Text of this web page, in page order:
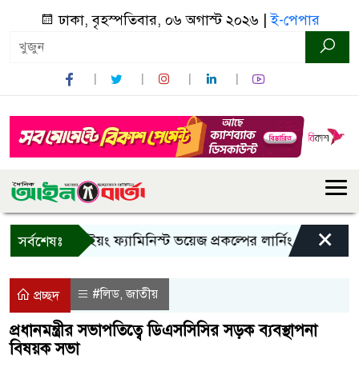
ঢাকা, বৃহস্পতিবার, ০৬ অগাস্ট ২০২৬ |ই-পেপার
সর্বশেষঃ
বান্দরবানে ইয়ং ফ্যামিনিস্ট ভয়েজ প্রকল্পের লার্নিং শেয়ারিং
×
প্রচ্ছদ #লিড,জাতীয়
প্রধানমন্ত্রীর সভাপতিত্বে ডিএসসিসির সড়ক ব্যবস্থাপনা
বিষয়ক সভা